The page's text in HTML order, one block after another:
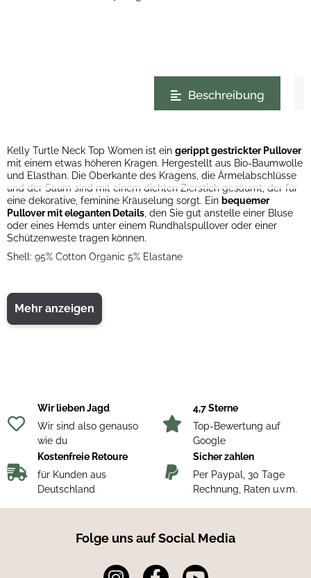
Beschreibung
Kelly Turtle Neck Top Women ist ein gerippt gestrickter Pullover
mit einem etwas höheren Kragen. Hergestellt aus Bio-Baumwolle
und Elasthan. Die Oberkante des Kragens, die Ärmelabschlüsse
und der Saum sind mit einem dichten Zierstich gesäumt, der für
eine dekorative, feminine Kräuselung sorgt. Ein bequemer
Pullover mit eleganten Details , den Sie gut anstelle einer Bluse
oder eines Hemds unter einem Rundhalspullover oder einer
Schützenweste tragen können.
Shell: 95% Cotton Organic 5% Elastane
Mehr anzeigen
Wir lieben Jagd
Wir sind also genauso
wie du
4,7 Sterne
Top-Bewertung auf
Google
Kostenfreie Retoure
für Kunden aus
Deutschland
Sicher zahlen
Per Paypal, 30 Tage
Rechnung, Raten u.v.m.
Folge uns auf Social Media